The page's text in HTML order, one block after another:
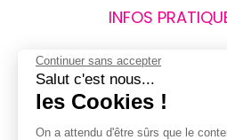
INFOS
Retours et
Suivi de commande
Livraisons
Continuer sans accepter
Salut c'est nous...
les Cookies !
On a attendu d'être sûrs que le